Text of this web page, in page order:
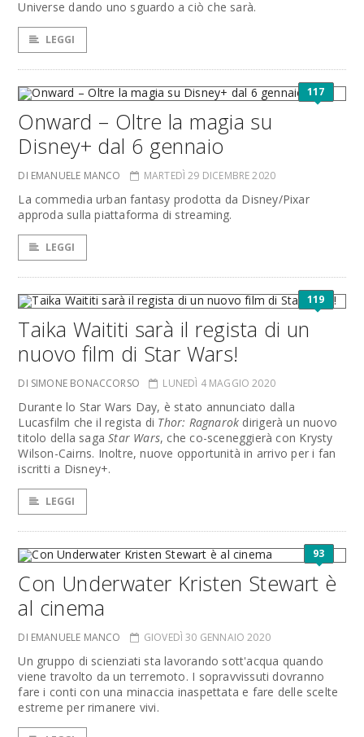
Universe dando uno sguardo a ciò che sarà.
LEGGI
117
Onward – Oltre la magia su
Disney+ dal 6 gennaio
DI EMANUELE MANCO MARTEDÌ 29 DICEMBRE 2020
La commedia urban fantasy prodotta da Disney/Pixar
approda sulla piattaforma di streaming.
LEGGI
119
Taika Waititi sarà il regista di un
nuovo film di Star Wars!
DI SIMONE BONACCORSO LUNEDÌ 4 MAGGIO 2020
Durante lo Star Wars Day, è stato annunciato dalla
Lucasfilm che il regista di Thor: Ragnarok dirigerà un nuovo
titolo della sagaStar Wars, che co-sceneggierà con Krysty
Wilson-Cairns. Inoltre, nuove opportunità in arrivo per i fan
iscritti a Disney+.
LEGGI
93
Con Underwater Kristen Stewart è
al cinema
DI EMANUELE MANCO GIOVEDÌ 30 GENNAIO 2020
Un gruppo di scienziati sta lavorando sott'acqua quando
viene travolto da un terremoto. I sopravvissuti dovranno
fare i conti con una minaccia inaspettata e fare delle scelte
estreme per rimanere vivi.